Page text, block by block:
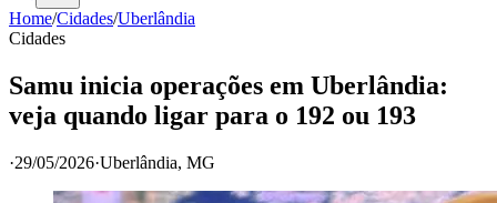
Home/Cidades/Uberlândia
Cidades
Samu inicia operações em Uberlândia:
veja quando ligar para o 192 ou 193
·29/05/2026·Uberlândia, MG